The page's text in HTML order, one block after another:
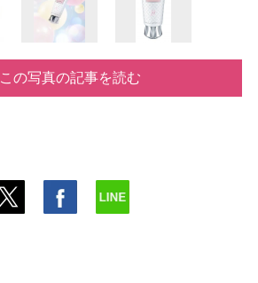
この写真の記事を読む